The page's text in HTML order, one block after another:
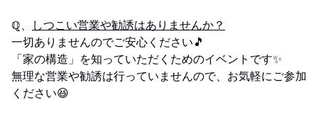
ℚ、
しつこい営業や勧誘はありませんか？
一切ありませんのでご安心ください🎵
「家の構造」を知っていただくためのイベントです✨
無理な営業や勧誘は行っていませんので、お気軽にご参加
ください😆